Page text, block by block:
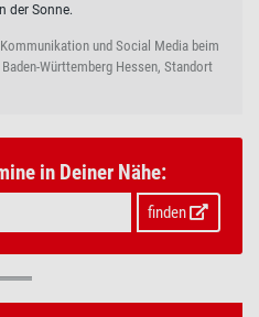
der Sonne.
und Social Media beim
Württemberg Hessen, Standort
in Deiner Nähe:
finden